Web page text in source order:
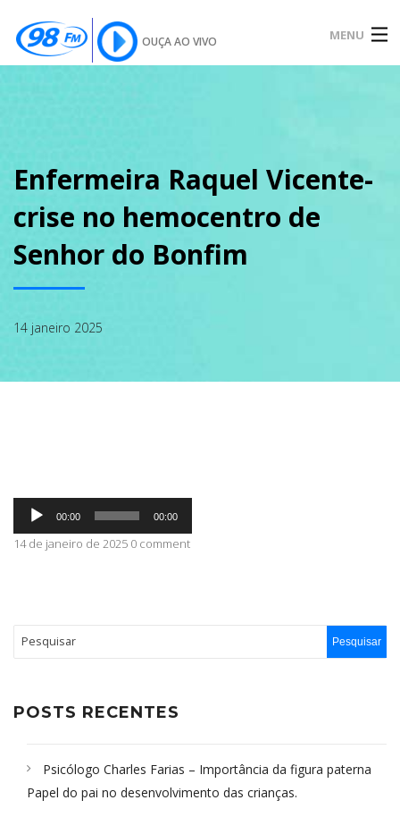
OUÇA AO VIVO MENU
SOBRE
CONTATO
Enfermeira Raquel Vicente-
crise no hemocentro de
Senhor do Bonfim
14 janeiro 2025
Tocador
áudio
00:00 00:00
14 de janeiro de 2025 0 comment
POSTS RECENTES
Psicólogo Charles Farias – Importância da figura paterna
Papel do pai no desenvolvimento das crianças.